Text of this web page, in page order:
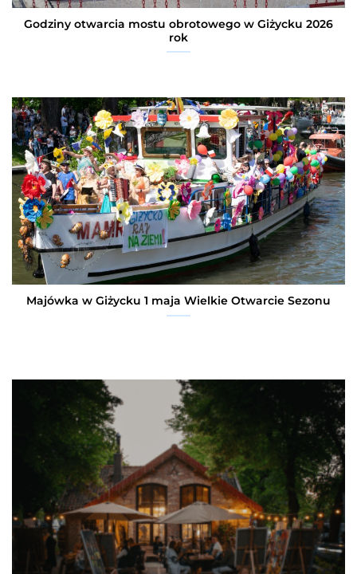
Godziny otwarcia mostu obrotowego w Giżycku 2026
rok
Majówka w Giżycku 1 maja Wielkie Otwarcie Sezonu